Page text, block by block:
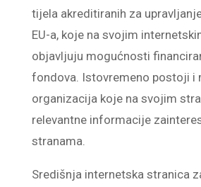
tijela akreditiranih za
EU-a, koje na svojim
objavljuju mogućnosti
fondova. Istovremeno postoji i
organizacija koje na svojim
relevantne informacije
stranama.
Središnja internetska stranica